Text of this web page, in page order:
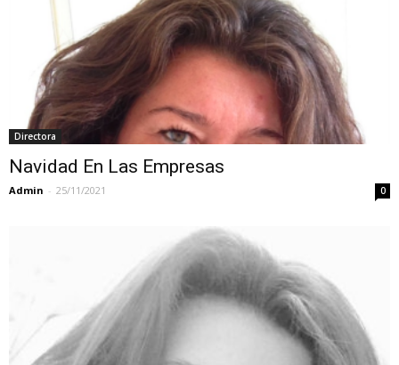
Directora
Navidad En Las Empresas
Admin - 25/11/2021 0